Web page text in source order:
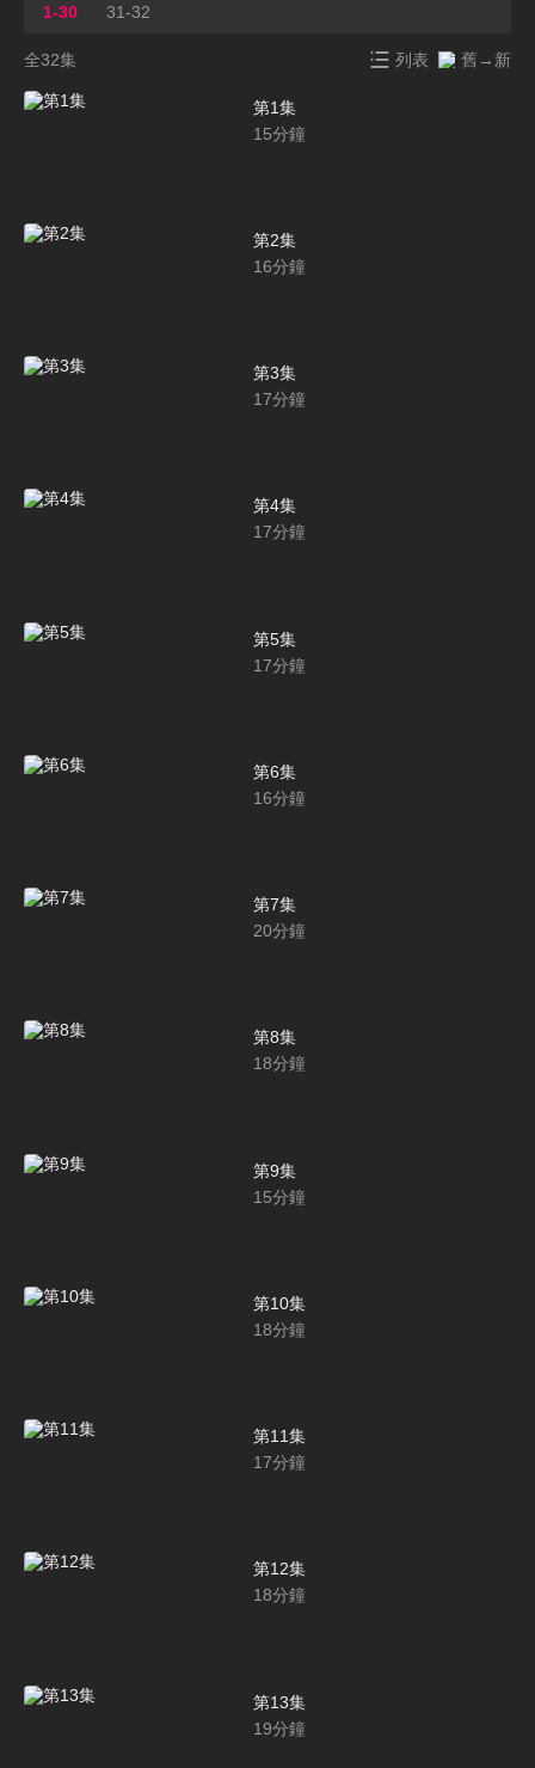
1-30 31-32
全32集 列表 舊→新
第1集
15分鐘
第2集
16分鐘
第3集
17分鐘
第4集
17分鐘
第5集
17分鐘
第6集
16分鐘
第7集
20分鐘
第8集
18分鐘
第9集
15分鐘
第10集
18分鐘
第11集
17分鐘
第12集
18分鐘
第13集
19分鐘